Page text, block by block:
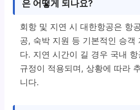
은 어떻게 되나요?
회항 및 지연 시 대한항공은 항
공, 숙박 지원 등 기본적인 승객
다. 지연 시간이 길 경우 국내
규정이 적용되며, 상황에 따라
니다.